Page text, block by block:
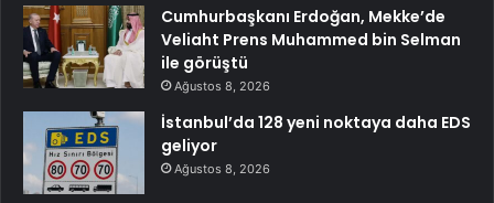
Cumhurbaşkanı Erdoğan, Mekke’de
Veliaht Prens Muhammed bin Selman
ile görüştü
Ağustos 8, 2026
İstanbul’da 128 yeni noktaya daha EDS
geliyor
Ağustos 8, 2026